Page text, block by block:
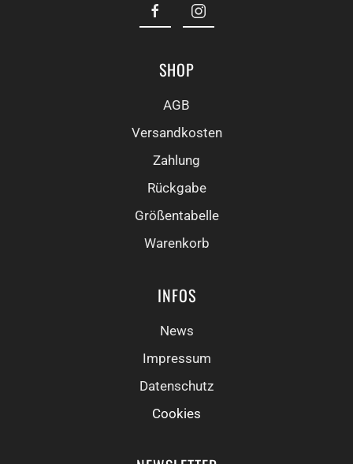
SHOP
AGB
Versandkosten
Zahlung
Rückgabe
Größentabelle
Warenkorb
INFOS
News
Impressum
Datenschutz
Cookies